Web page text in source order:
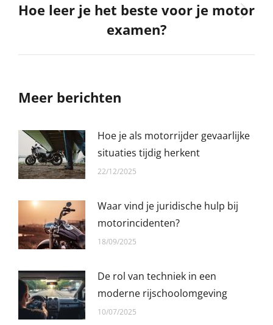
Next
post:
Hoe leer je het beste voor je motor
examen?
Meer berichten
Hoe je als motorrijder gevaarlijke
situaties tijdig herkent
22/12/2025
Waar vind je juridische hulp bij
motorincidenten?
18/09/2025
De rol van techniek in een
moderne rijschoolomgeving
10/07/2025